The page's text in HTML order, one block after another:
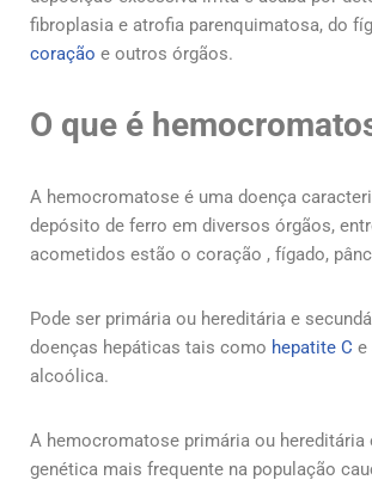
fibroplasia e atrofia parenquimatosa, do
coração e outros órgãos.
O que é
A hemocromatose é uma doença
depósito de ferro em diversos órgãos,
acometidos estão o coração , fígado,
Pode ser primária ou hereditária e
doenças hepáticas tais como hepatite C e
alcoólica.
A hemocromatose primária ou hereditária
genética mais frequente na população